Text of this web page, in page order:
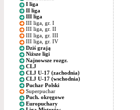
I liga
II liga
III liga
III liga, gr. I
III liga, gr. II
III liga, gr. III
III liga, gr. IV
Dziś grają
Niższe ligi
Najnowsze rozgr.
CLJ
CLJ U-17 (zachodnia)
CLJ U-17 (wschodnia)
Puchar Polski
Superpuchar
Puch. okręgowe
Europuchary